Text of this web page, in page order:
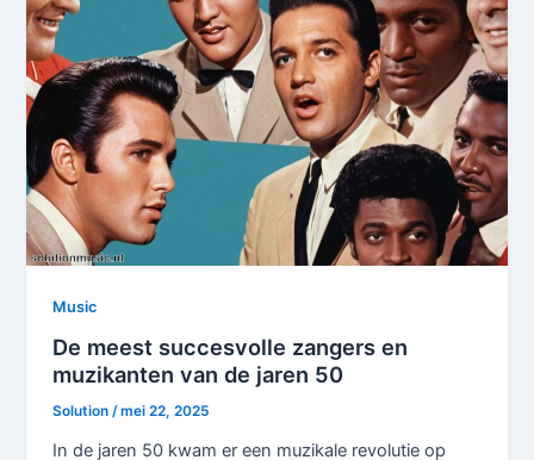
Music
De meest succesvolle zangers en
muzikanten van de jaren 50
Solution/mei 22, 2025
In de jaren 50 kwam er een muzikale revolutie op